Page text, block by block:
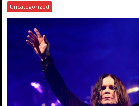
Uncategorized